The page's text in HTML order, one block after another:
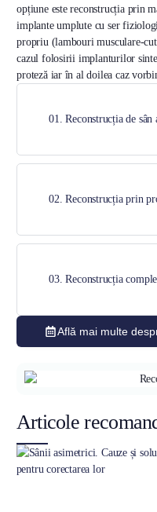
opțiune este reconstrucția prin
implante umplute cu ser
propriu (lambouri musculare-
cazul folosirii implanturilor
proteză iar în al doilea caz
01. Reconstrucția de sân
02. Reconstrucția prin
03. Reconstrucția
Află mai multe
Articole